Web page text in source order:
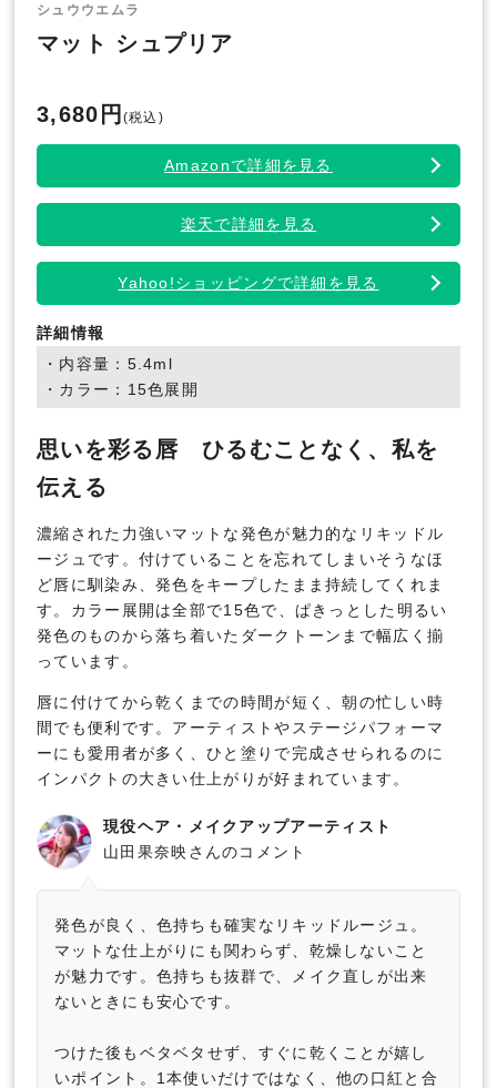
シュウウエムラ
マット シュプリア
3,680円 (税込)
Amazonで詳細を見る
楽天で詳細を見る
Yahoo!ショッピングで詳細を見る
詳細情報
・内容量：5.4ml
・カラー：15色展開
思いを彩る唇 ひるむことなく、私を
伝える
濃縮された力強いマットな発色が魅力的なリキッドル
ージュです。付けていることを忘れてしまいそうなほ
ど唇に馴染み、発色をキープしたまま持続してくれま
す。カラー展開は全部で15色で、ぱきっとした明るい
発色のものから落ち着いたダークトーンまで幅広く揃
っています。
唇に付けてから乾くまでの時間が短く、朝の忙しい時
間でも便利です。アーティストやステージパフォーマ
ーにも愛用者が多く、ひと塗りで完成させられるのに
インパクトの大きい仕上がりが好まれています。
現役ヘア・メイクアップアーティスト
山田果奈映さんのコメント
発色が良く、色持ちも確実なリキッドルージュ。
マットな仕上がりにも関わらず、乾燥しないこと
が魅力です。色持ちも抜群で、メイク直しが出来
ないときにも安心です。
つけた後もベタベタせず、すぐに乾くことが嬉し
いポイント。1本使いだけではなく、他の口紅と合